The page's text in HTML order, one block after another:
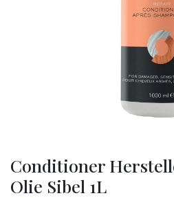
Conditioner
Olie Sibel 1L